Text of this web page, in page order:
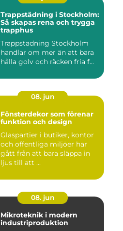
Trappstädning i Stockholm:
Så skapas rena och trygga
trapphus
Trappstädning Stockholm
handlar om mer än att bara
hålla golv och räcken fria f...
08. jun
Fönsterdekor som förenar
funktion och design
Glaspartier i butiker, kontor
och offentliga miljöer har
gått från att bara släppa in
ljus till att ...
08. jun
Mikroteknik i modern
industriproduktion